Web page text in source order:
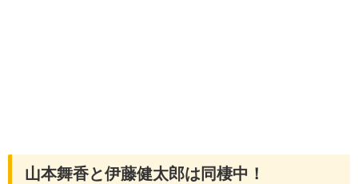
山本舞香と伊藤健太郎は同棲中！